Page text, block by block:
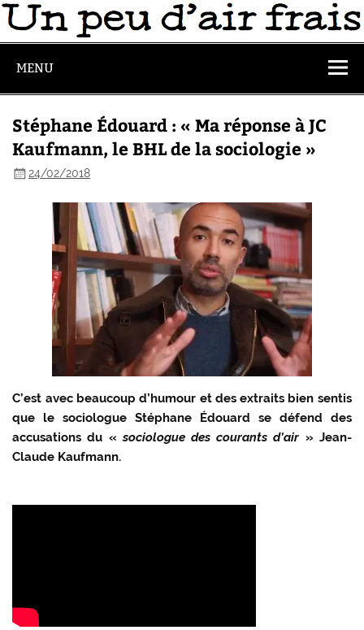
MENU
Stéphane Édouard : « Ma réponse à JC
Kaufmann, le BHL de la sociologie »
24/02/2018
C’est avec beaucoup d’humour et des extraits bien sentis
que le sociologue Stéphane Édouard se défend des
accusations du «sociologue des courants d’air » Jean-
Claude Kaufmann.